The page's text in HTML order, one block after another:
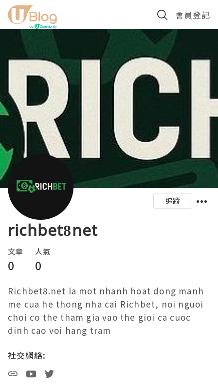
會員登記
追蹤
richbet8net
文章
0
人氣
0
Richbet8.net la mot nhanh hoat dong manh
me cua he thong nha cai Richbet, noi nguoi
choi co the tham gia vao the gioi ca cuoc
dinh cao voi hang tram
社交網絡: